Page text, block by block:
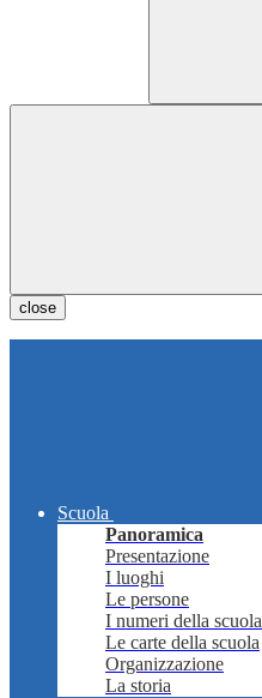
close
Scuola
Panoramica
Presentazione
I luoghi
Le persone
I numeri della scuola
Le carte della scuola
Organizzazione
La storia